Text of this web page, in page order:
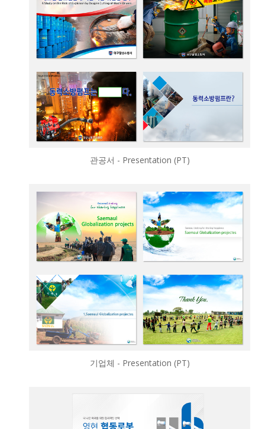
관공서 - Presentation (PT)
기업체 - Presentation (PT)